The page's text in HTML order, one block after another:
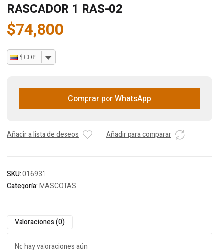
RASCADOR 1 RAS-02
$74,800
$ COP
Comprar por WhatsApp
Añadir a lista de deseos Añadir para comparar
SKU:016931
Categoría:MASCOTAS
Valoraciones (0)
No hay valoraciones aún.